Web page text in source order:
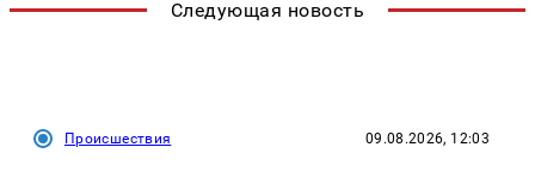
Следующая новость
Происшествия 09.08.2026, 12:03